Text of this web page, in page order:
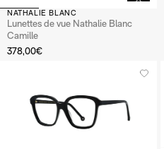
NATHALIE BLANC
Lunettes de vue Nathalie Blanc
Camille
378,00€